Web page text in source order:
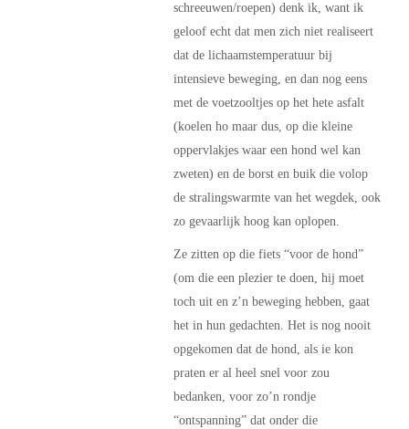
schreeuwen/roepen) denk ik, want ik
geloof echt dat men zich niet realiseert
dat de lichaamstemperatuur bij
intensieve beweging, en dan nog eens
met de voetzooltjes op het hete asfalt
(koelen ho maar dus, op die kleine
oppervlakjes waar een hond wel kan
zweten) en de borst en buik die volop
de stralingswarmte van het wegdek, ook
zo gevaarlijk hoog kan oplopen.
Ze zitten op die fiets “voor de hond”
(om die een plezier te doen, hij moet
toch uit en z’n beweging hebben, gaat
het in hun gedachten. Het is nog nooit
opgekomen dat de hond, als ie kon
praten er al heel snel voor zou
bedanken, voor zo’n rondje
“ontspanning” dat onder die